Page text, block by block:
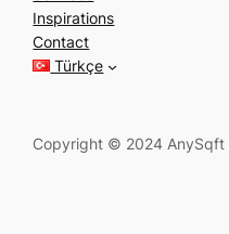
r
c
h
Inspirations
Contact
Türkçe
Copyright © 2024 AnySqft